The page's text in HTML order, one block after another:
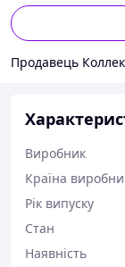
Продавець
Виробник
Країна
Рік випуску
Стан
Наявність